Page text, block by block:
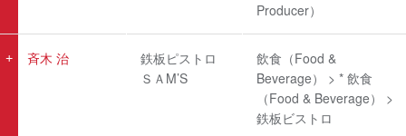
Producer）
斉木 治
鉄板ピストロ
ＳＡM’S
飲食（Food &
Beverage） > * 飲食
（Food & Beverage） >
鉄板ビストロ